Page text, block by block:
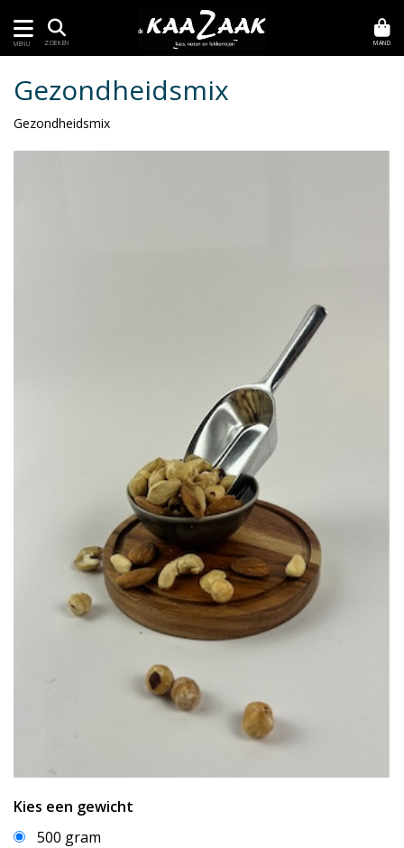
MENU ZOEKEN MAND
Gezondheidsmix
Gezondheidsmix
Kies een gewicht
500 gram